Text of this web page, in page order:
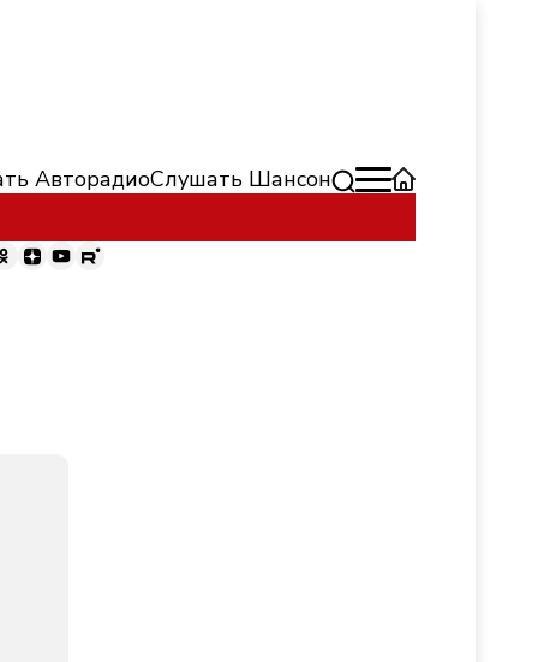
АвторадиоСлушать Шансон